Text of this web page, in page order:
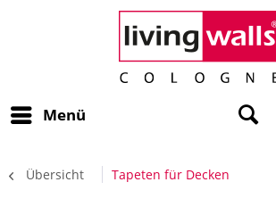
Menü
Übersicht Tapeten für Decken